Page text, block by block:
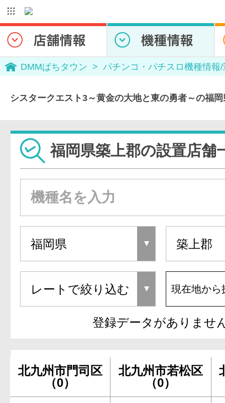
DMMぱちタウン パチンコ・パチスロ機種情報
シスタークエスト3～黄金の大地と東の勇者～の福
福岡県築上郡の設置店舗
現在地から
登録データがありませ
北九州市門司区
（0）
北九州市若松区
（0）